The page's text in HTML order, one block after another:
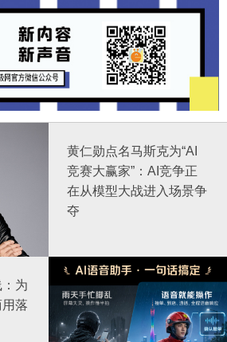
黄仁勋点名马斯克为“AI
竞赛大赢家”：AI竞争正
在从模型大战进入场景争
夺
为
落